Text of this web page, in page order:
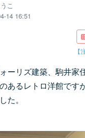
こ
14 16:51
【
ーリズ建築、駒井家
あるレトロ洋館です
た。